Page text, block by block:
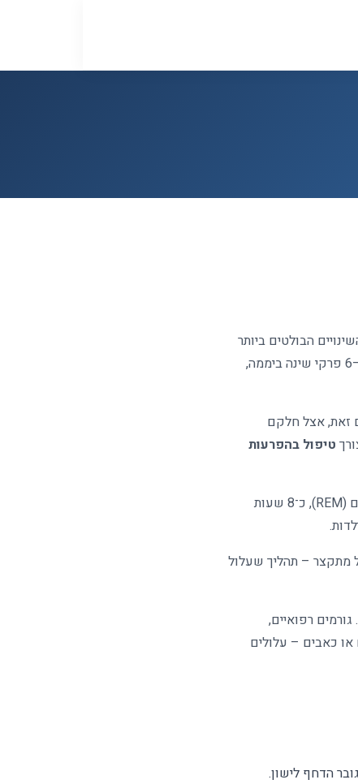
הבולטים ביותר
מתרחש במהלך ששת חודשי החיים הראשונים, כאשר תינוקות עוברים משינה המפוזרת על פני כ־5–6 פרקי שינה ביממה,
יקיצות. עם זאת, אצל חלקם
טיפול בהפרעות
(REM),
כ־8 שעות
.
מתקצר – תהליך שעלול
רפואיים,
או כאבים – עלולים
הדחף לישון.